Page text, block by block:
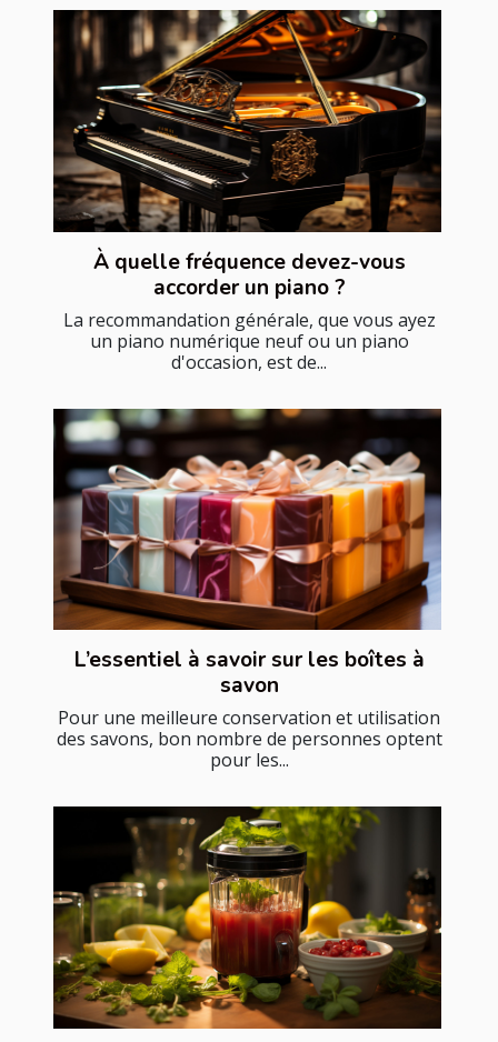
À quelle fréquence devez-vous
accorder un piano ?
La recommandation générale, que vous ayez
un piano numérique neuf ou un piano
d'occasion, est de...
L’essentiel à savoir sur les boîtes à
savon
Pour une meilleure conservation et utilisation
des savons, bon nombre de personnes optent
pour les...